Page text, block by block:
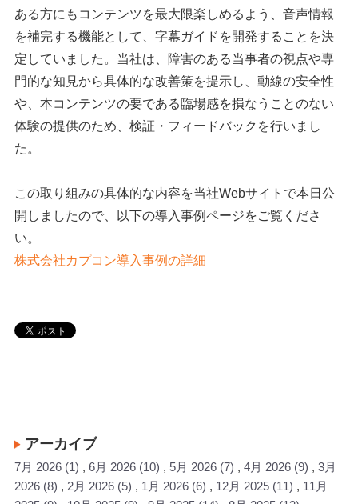
ある方にもコンテンツを最大限楽しめるよう、音声情報
を補完する機能として、字幕ガイドを開発することを決
定していました。当社は、障害のある当事者の視点や専
門的な知見から具体的な改善策を提示し、動線の安全性
や、本コンテンツの要である臨場感を損なうことのない
体験の提供のため、検証・フィードバックを行いまし
た。
この取り組みの具体的な内容を当社Webサイトで本日公
開しましたので、以下の導入事例ページをご覧くださ
い。
株式会社カプコン導入事例の詳細
アーカイブ
7月 2026 (1) 6月 2026 (10) 5月 2026 (7) 4月 2026 (9)
3月
2026 (8) 2月 2026 (5) 1月 2026 (6) 12月 2025 (11)
11月